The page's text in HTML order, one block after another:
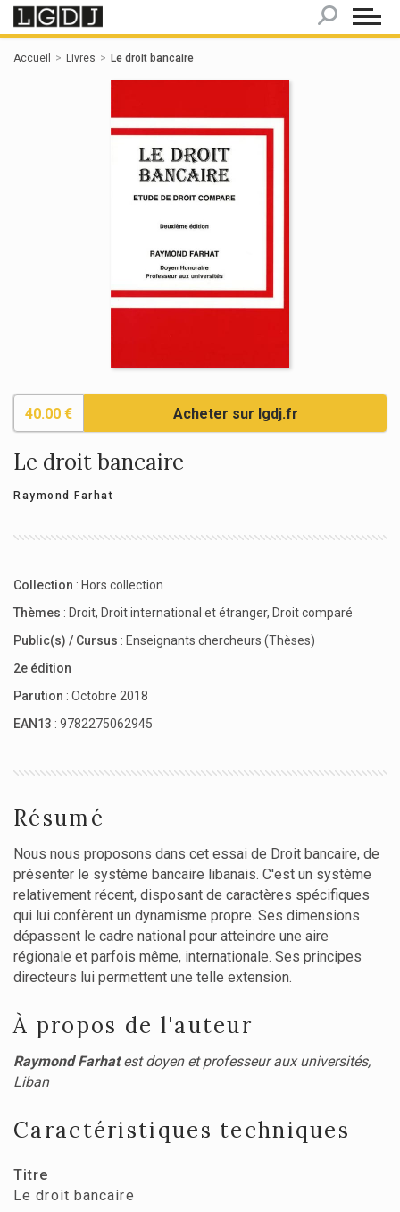
Accueil Livres Le droit bancaire
40.00 € Acheter sur lgdj.fr
Le droit bancaire
Raymond Farhat
Collection : Hors collection
Thèmes : Droit, Droit international et étranger, Droit comparé
Public(s) / Cursus : Enseignants chercheurs (Thèses)
2e édition
Parution : Octobre 2018
EAN13 : 9782275062945
Résumé
Nous nous proposons dans cet essai de Droit bancaire, de
présenter le système bancaire libanais. C'est un système
relativement récent, disposant de caractères spécifiques
qui lui confèrent un dynamisme propre. Ses dimensions
dépassent le cadre national pour atteindre une aire
régionale et parfois même, internationale. Ses principes
directeurs lui permettent une telle extension.
À propos de l'auteur
Raymond Farhatest doyen et professeur aux universités,
Liban
Caractéristiques techniques
Titre
Le droit bancaire
Panneau de gestion des cookies